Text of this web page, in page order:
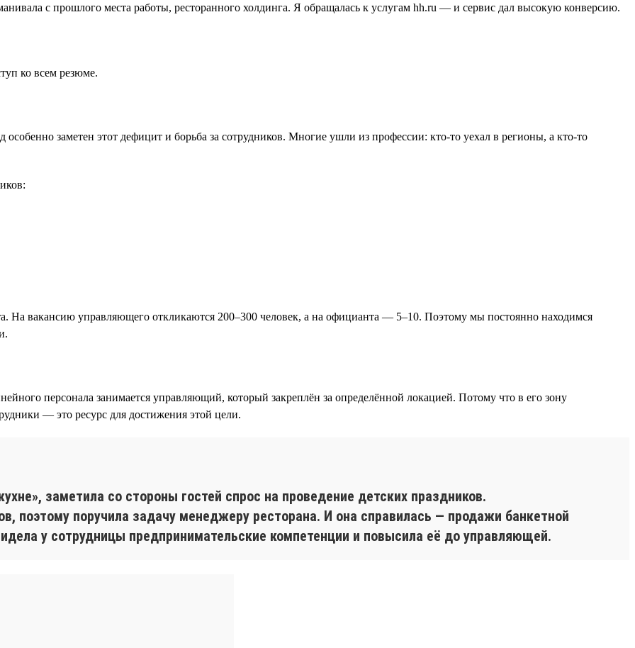
с прошлого места работы, ресторанного холдинга. Я обращалась к услугам hh.ru — и сервис дал высокую конверсию.
ко всем резюме.
заметен этот дефицит и борьба за сотрудников. Многие ушли из профессии: кто-то уехал в регионы, а кто-то
На вакансию управляющего откликаются 200–300 человек, а на официанта — 5–10. Поэтому мы постоянно находимся
персонала занимается управляющий, который закреплён за определённой локацией. Потому что в его зону
— это ресурс для достижения этой цели.
заметила со стороны гостей спрос на проведение детских праздников.
поэтому поручила задачу менеджеру ресторана. И она справилась — продажи банкетной
у сотрудницы предпринимательские компетенции и повысила её до управляющей.